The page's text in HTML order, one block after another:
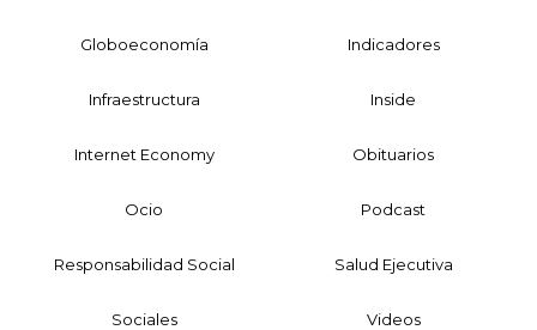
Globoeconomía Indicadores
Infraestructura Inside
Internet Economy Obituarios
Ocio Podcast
Responsabilidad Social Salud Ejecutiva
Sociales Videos